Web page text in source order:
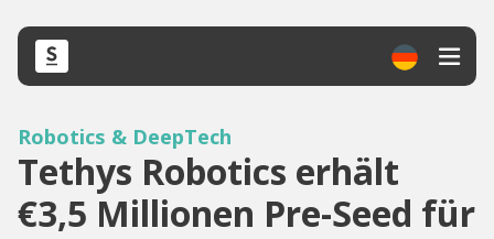
Robotics & DeepTech
Tethys Robotics erhält
€3,5 Millionen Pre-Seed für